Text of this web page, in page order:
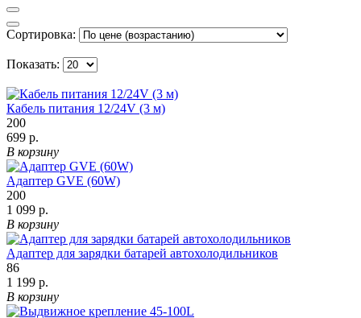
Сортировка:
Показать:
Кабель питания 12/24V (3 м)
200
699 р.
В корзину
Адаптер GVE (60W)
200
1 099 р.
В корзину
Адаптер для зарядки батарей автохолодильников
86
1 199 р.
В корзину